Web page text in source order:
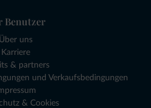
Benutzer
Über uns
Karriere
& partners
und Verkaufsbedingungen
& Cookies